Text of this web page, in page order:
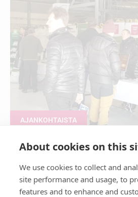
AJANKOHTAISTA
kysymykset –
markkinapäivästä
About cookies on this
We use cookies to collect and
site performance and usage, to
features and to enhance and